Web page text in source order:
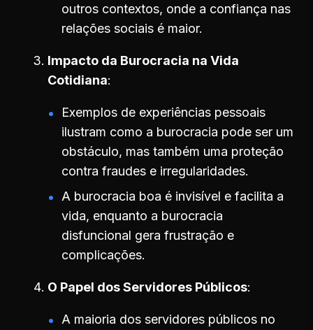
outros contextos, onde a confiança nas
relações sociais é maior.
Impacto da Burocracia na Vida
Cotidiana
Exemplos de experiências pessoais
ilustram como a burocracia pode ser um
obstáculo, mas também uma proteção
contra fraudes e irregularidades.
A burocracia boa é invisível e facilita a
vida, enquanto a burocracia
disfuncional gera frustração e
complicações.
O Papel dos Servidores Públicos
A maioria dos servidores públicos no